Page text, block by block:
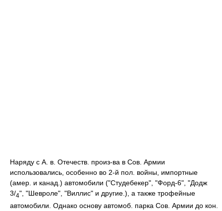
Наряду с А. в. Отечеств. произ-ва в Сов. Армии
использовались, особенно во 2-й пол. войны, импортные
(амер. и канад.) автомобили ("Студебекер", "Форд-6", "Додж
3/4", "Шевроле", "Виллис" и другие.), а также трофейные
автомобили. Однако основу автомоб. парка Сов. Армии до кон.